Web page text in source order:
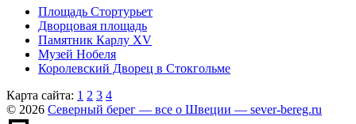
Площадь Стортурьет
Дворцовая площадь
Памятник Карлу XV
Музей Нобеля
Королевский Дворец в Стокгольме
Карта сайта: 1 2 3 4
© 2026 Северный берег — все о Швеции — sever-bereg.ru